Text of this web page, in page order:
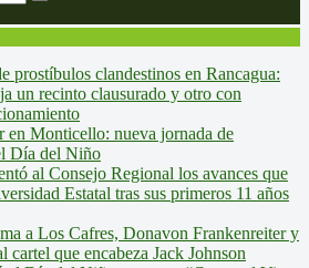
prostíbulos clandestinos en Rancagua:
un recinto clausurado y otro con
en Monticello: nueva jornada de
Día del Niño
al Consejo Regional los avances que
Estatal tras sus primeros 11 años
a Los Cafres, Donavon Frankenreiter y
cartel que encabeza Jack Johnson